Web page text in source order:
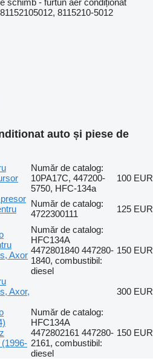
schimb - furtun aer condiționat
8115210-5012
auto și piese de
Număr de catalog:
10PA17C, 447200-
5750, HFC-134a
100 EUR
Număr de catalog:
4722300111
125 EUR
Axor
Număr de catalog:
HFC134A
4472801840 447280-
1840, combustibil:
diesel
150 EUR
Axor,
300 EUR
Număr de catalog:
HFC134A
4472802161 447280-
2161, combustibil:
diesel
150 EUR